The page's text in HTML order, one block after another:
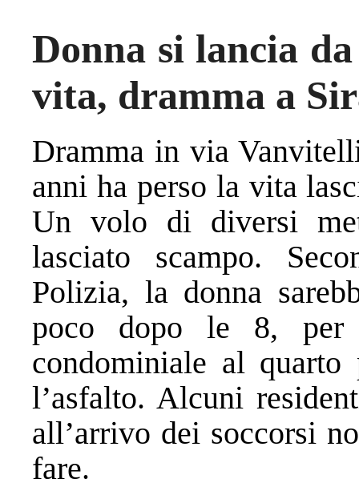
Donna si lancia
vita, dramma a
Dramma in via
anni ha perso la vita
Un volo di diversi
lasciato scampo.
Polizia, la donna
poco dopo le 8, per
condominiale al
l’asfalto. Alcuni
all’arrivo dei soccorsi
fare.